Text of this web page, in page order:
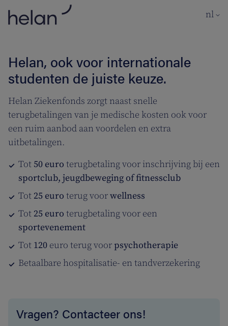
Ga naar de hoofdinhoud
nl
Helan, ook voor internationale
studenten de juiste keuze.
Helan Ziekenfonds zorgt naast snelle
terugbetalingen van je medische kosten ook voor
een ruim aanbod aan voordelen en extra
uitbetalingen.
Tot 50 euro terugbetaling voor inschrijving bij een
sportclub, jeugdbeweging of fitnessclub
Tot 25 euro terug voorwellness
Tot 25 euro terugbetaling voor een
sportevenement
Tot 120 euro terug voorpsychotherapie
Betaalbare hospitalisatie- en tandverzekering
Vragen? Contacteer ons!